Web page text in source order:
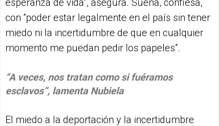
con “poder estar legalmente en el país sin tener
miedo ni la incertidumbre de que en cualquier
momento me puedan pedir los papeles”.
“A veces, nos tratan como si fuéramos
esclavos”, lamenta Nubiela
El miedo a la deportación y la incertidumbre